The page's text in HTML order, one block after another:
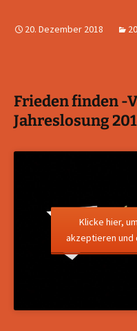
20. Dezember 2018
Frieden finden -
Jahreslosung
Klicke hier,
akzeptieren und